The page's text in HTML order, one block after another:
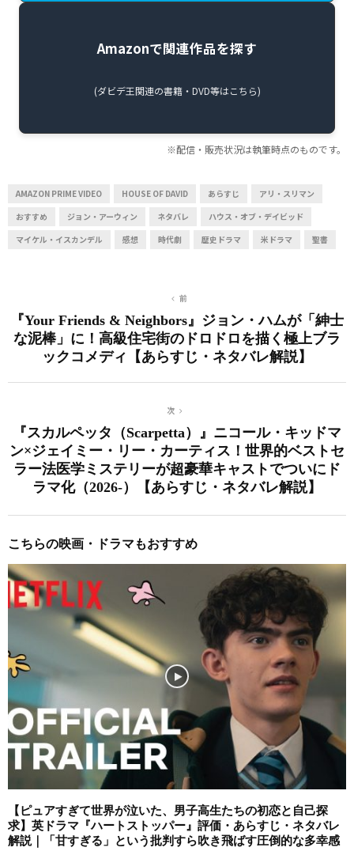
Amazonで関連作品を探す
(ダビデ王関連の書籍・DVD等はこちら)
※配信・販売状況は執筆時点のものです。
AMAZON PRIME VIDEO HOUSE OF DAVID あらすじ
アリ・スリマン
おすすめ
ジョン・アーウィン ネタバレ
ハウス・オブ・デイビッド
マイケル・イスカンデル
感想 時代劇 歴史ドラマ 米ドラマ 聖書
前
『Your Friends & Neighbors』ジョン・ハムが「紳士
な泥棒」に！高級住宅街のドロドロを描く極上ブラ
ックコメディ【あらすじ・ネタバレ解説】
次
『スカルペッタ（Scarpetta）』ニコール・キッドマ
ン×ジェイミー・リー・カーティス！世界的ベストセ
ラー法医学ミステリーが超豪華キャストでついにド
ラマ化（2026-）【あらすじ・ネタバレ解説】
こちらの映画・ドラマもおすすめ
【ピュアすぎて世界が泣いた、男子高生たちの初恋と自己探
求】英ドラマ『ハートストッパー』評価・あらすじ・ネタバレ
解説｜「甘すぎる」という批判すら吹き飛ばす圧倒的な多幸感